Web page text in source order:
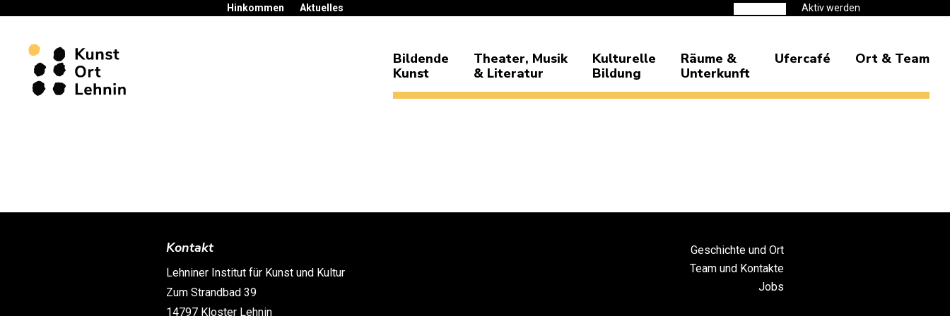
Hinkommen Aktuelles Aktiv werden
Bildende
Kunst
Theater, Musik
& Literatur
Kulturelle
Bildung
Räume &
Unterkunft
Ufercafé Ort & Team
Kontakt
Lehniner Institut für Kunst und Kultur
Zum Strandbad 39
14797 Kloster Lehnin
Geschichte und Ort
Team und Kontakte
Jobs